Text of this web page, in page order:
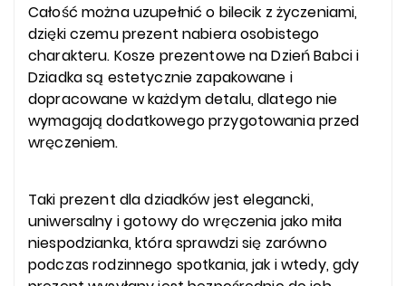
Całość można uzupełnić o bilecik z życzeniami,
dzięki czemu prezent nabiera osobistego
charakteru. Kosze prezentowe na Dzień Babci i
Dziadka są estetycznie zapakowane i
dopracowane w każdym detalu, dlatego nie
wymagają dodatkowego przygotowania przed
wręczeniem.
Taki prezent dla dziadków jest elegancki,
uniwersalny i gotowy do wręczenia jako miła
niespodzianka, która sprawdzi się zarówno
podczas rodzinnego spotkania, jak i wtedy, gdy